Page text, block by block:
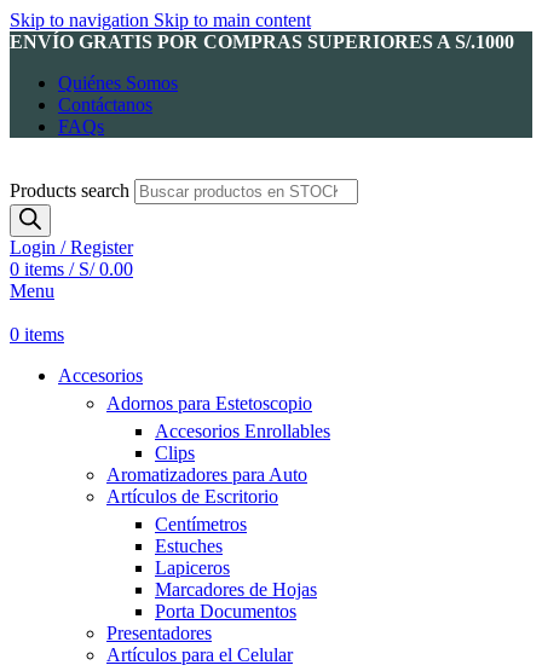
Skip to navigation Skip to main content
ENVÍO GRATIS POR COMPRAS SUPERIORES A S/.1000
Quiénes Somos
Contáctanos
FAQs
Products search
Login / Register
0 items / S/0.00
Menu
0 items
Accesorios
Adornos para Estetoscopio
Accesorios Enrollables
Clips
Aromatizadores para Auto
Artículos de Escritorio
Centímetros
Estuches
Lapiceros
Marcadores de Hojas
Porta Documentos
Presentadores
Artículos para el Celular